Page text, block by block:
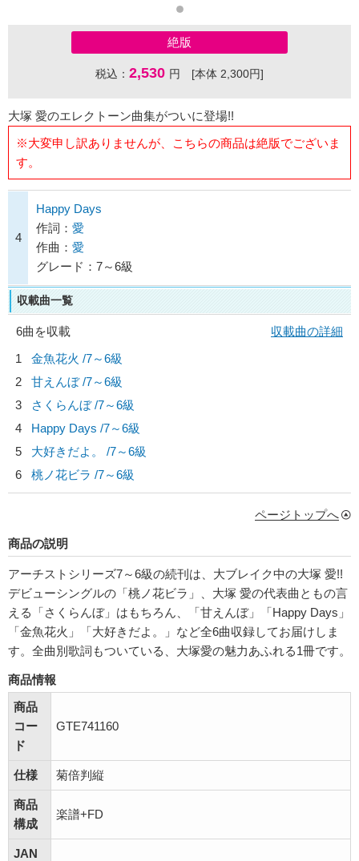
絶版
税込： 2,530 円 [本体 2,300円]
大塚 愛のエレクトーン曲集がついに登場!!
※大変申し訳ありませんが、こちらの商品は絶版でございま
す。
4
Happy Days
作詞： 愛
作曲： 愛
グレード：7～6級
収載曲一覧
6曲を収載
収載曲の詳細
1
金魚花火 /7～6級
2
甘えんぼ /7～6級
3
さくらんぼ /7～6級
4
Happy Days /7～6級
5
大好きだよ。 /7～6級
6
桃ノ花ビラ /7～6級
ページトップへ
商品の説明
アーチストシリーズ7～6級の続刊は、大ブレイク中の大塚 愛!!
デビューシングルの「桃ノ花ビラ」、大塚 愛の代表曲ともの言
える「さくらんぼ」はもちろん、「甘えんぼ」「Happy Days」
「金魚花火」「大好きだよ。」など全6曲収録してお届けしま
す。全曲別歌詞もついている、大塚愛の魅力あふれる1冊です。
商品情報
商品
コー
ド
GTE741160
仕様 菊倍判縦
商品
構成
楽譜+FD
JAN